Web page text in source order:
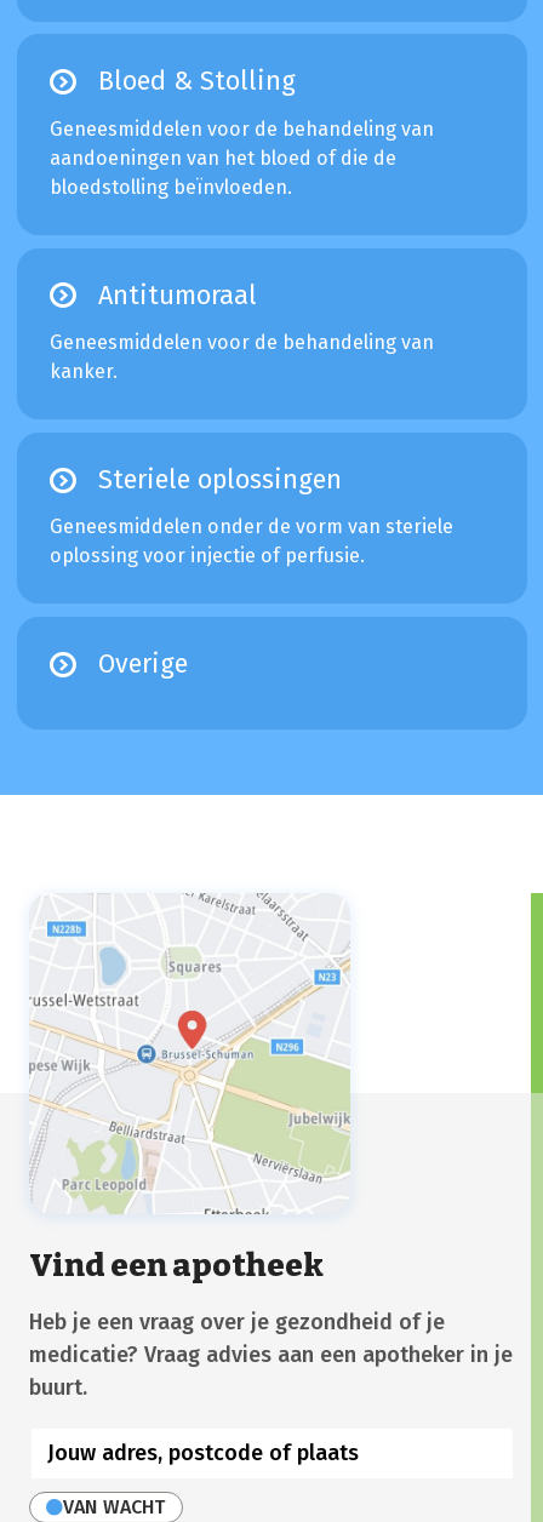
Bloed & Stolling
Geneesmiddelen voor de behandeling van
aandoeningen van het bloed of die de
bloedstolling beïnvloeden.
Antitumoraal
Geneesmiddelen voor de behandeling van
kanker.
Steriele oplossingen
Geneesmiddelen onder de vorm van steriele
oplossing voor injectie of perfusie.
Overige
Vind een apotheek
Heb je een vraag over je gezondheid of je
medicatie? Vraag advies aan een apotheker in je
buurt.
VAN WACHT